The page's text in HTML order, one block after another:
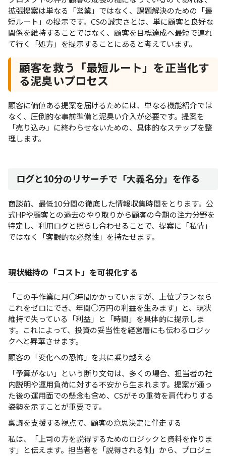
拡張提案は単なる「営業」ではなく、課題解決のための「最
短ルート」の提示です。CSの誠実さとは、単に顧客と良好な
関係を維持することではなく、顧客を目標達成へ最短で連れ
て行く「処方」を提示することにあると考えています。
顧客を救う「最短ルート」を正当化す
る泥臭いプロセス
顧客に価値ある提案を届けるためには、単なる機能紹介では
なく、圧倒的な事前準備と泥臭い介入が必要です。提案を
「売り込み」に終わらせないための、具体的なステップを整
理します。
ログと10分のリサーチで「大義名分」を作る
商談前、最低10分間の徹底した情報収集時間をとります。公
式HPや顧客との過去のやり取りから顧客の今期の注力分野を
特定し、利用ログと照らし合わせることで、提案に「私情」
ではなく「客観的な必然性」を持たせます。
現状維持の「コスト」を可視化する
「この手作業に月○時間かかっていますが、上位プランなら
これをゼロにでき、年間○万円の利益を生みます」と、現状
維持で失っている「利益」と「時間」を具体的に提示しま
す。これによって、投資の妥当性を経営層にも伝わるロジッ
クへと昇華させます。
顧客の「変化への恐怖」を共に乗り越える
「予算がない」という断り文句は、多くの場合、担当者の社
内説明や運用負荷に対する不安から生まれます。提案が通っ
た後の運用面での懸念も含め、CSがその重荷を肩代わりする
姿勢を示すことが重要です。
稟議を支援する視点で、顧客の意思決定に伴走する
私は、「上司の方を説得するためのロジックと資料を作りま
す」と伝えます。担当者を「説得される側」から、プロジェ